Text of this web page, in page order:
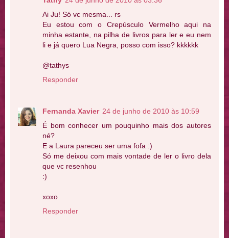
Ai Ju! Só vc mesma... rs
Eu estou com o Crepúsculo Vermelho aqui na
minha estante, na pilha de livros para ler e eu nem
li e já quero Lua Negra, posso com isso? kkkkkk
@tathys
Responder
Fernanda Xavier 24 de junho de 2010 às 10:59
É bom conhecer um pouquinho mais dos autores
né?
E a Laura pareceu ser uma fofa :)
Só me deixou com mais vontade de ler o livro dela
que vc resenhou
:)
xoxo
Responder